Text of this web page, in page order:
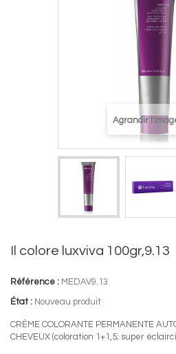
Agrandir
Il colore luxviva 100gr,9.13
Référence : MEDAV9.13
État : Nouveau produit
CRÈME COLORANTE PERMANENTE
CHEVEUX (coloration 1+1,5; super